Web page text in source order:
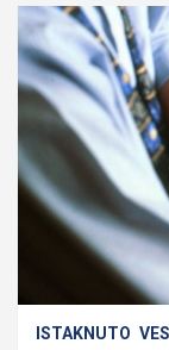
ISTAKNUTO